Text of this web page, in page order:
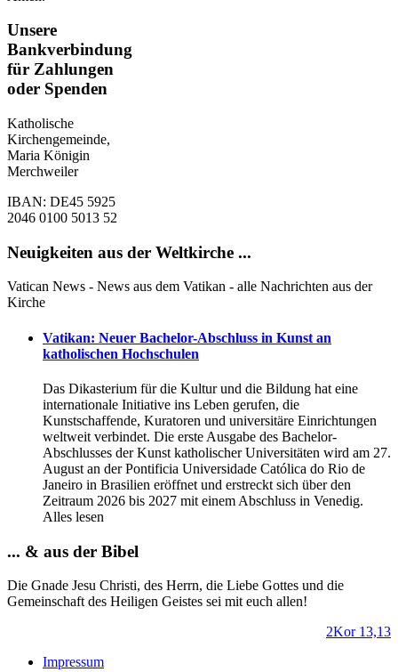
Unsere
Bankverbindung
für Zahlungen
oder Spenden
Katholische
Kirchengemeinde,
Maria Königin
Merchweiler
IBAN: DE45 5925
2046 0100 5013 52
Neuigkeiten aus der Weltkirche ...
Vatican News - News aus dem Vatikan - alle Nachrichten aus der
Kirche
Vatikan: Neuer Bachelor-Abschluss in Kunst an
katholischen Hochschulen
Das Dikasterium für die Kultur und die Bildung hat eine
internationale Initiative ins Leben gerufen, die
Kunstschaffende, Kuratoren und universitäre Einrichtungen
weltweit verbindet. Die erste Ausgabe des Bachelor-
Abschlusses der Kunst katholischer Universitäten wird am 27.
August an der Pontificia Universidade Católica do Rio de
Janeiro in Brasilien eröffnet und erstreckt sich über den
Zeitraum 2026 bis 2027 mit einem Abschluss in Venedig.
Alles lesen
... & aus der Bibel
Die Gnade Jesu Christi, des Herrn, die Liebe Gottes und die
Gemeinschaft des Heiligen Geistes sei mit euch allen!
2Kor 13,13
Impressum